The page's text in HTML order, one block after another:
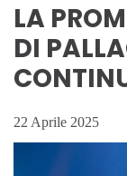
LA
DI
22 Aprile 2025